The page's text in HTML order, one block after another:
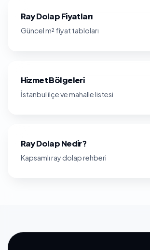
Ray Dolap Fiyatları
Güncel m² fiyat tabloları
Hizmet Bölgeleri
İstanbul ilçe ve mahalle listesi
Ray Dolap Nedir?
Kapsamlı ray dolap rehberi